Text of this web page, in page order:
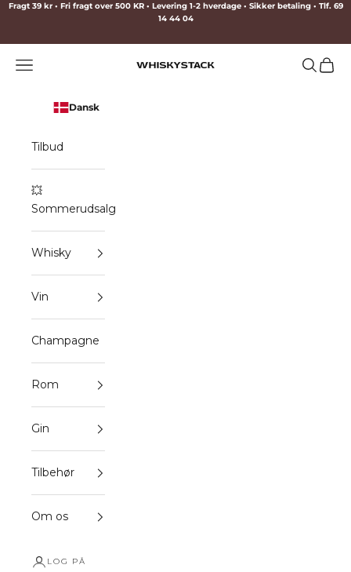
Spring til indhold
Fragt 39 kr • Fri fragt over 500 KR • Levering 1-2 hverdage • Sikker betaling • Tlf. 69
14 44 04
WHISKYSTACK
Menu Søg
Dansk
Tilbud
💥
Sommerudsalg
Whisky
Vin
Champagne
Rom
Gin
Tilbehør
Om os
LOG PÅ